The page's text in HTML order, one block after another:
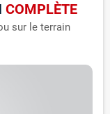
COMPLÈTE
sur le terrain